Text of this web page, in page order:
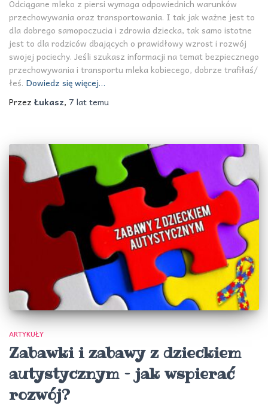
Odciągane mleko z piersi wymaga odpowiednich warunków
przechowywania oraz transportowania. I tak jak ważne jest to
dla dobrego samopoczucia i zdrowia dziecka, tak samo istotne
jest to dla rodziców dbających o prawidłowy wzrost i rozwój
swojej pociechy. Jeśli szukasz informacji na temat bezpiecznego
przechowywania i transportu mleka kobiecego, dobrze trafiłaś/
łeś. Dowiedz się więcej…
Przez Łukasz, 7 lattemu
ARTYKUŁY
Zabawki i zabawy z dzieckiem
autystycznym – jak wspierać
rozwój?